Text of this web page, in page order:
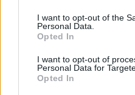
I want to opt-out of the
Personal Data.
Opted In
I want to opt-out of
Personal Data for
Opted In
characters